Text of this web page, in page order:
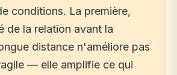
conditions. La première,
de la relation avant la
distance n'améliore pas
— elle amplifie ce qui